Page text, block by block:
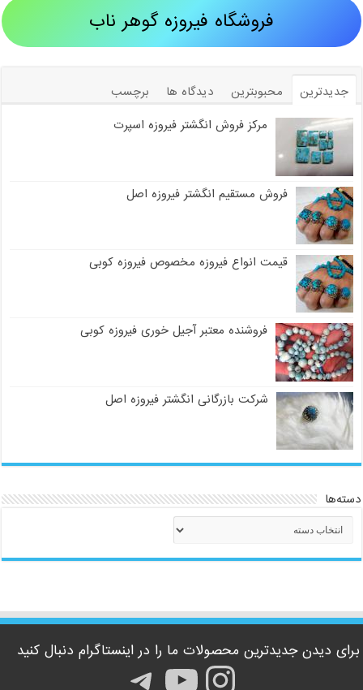
فروشگاه فیروزه گوهر ناب
جدیدترین محبوبترین دیدگاه ها
برچسب
مرکز فروش انگشتر فیروزه اسپرت
فروش مستقیم انگشتر فیروزه اصل
قیمت انواع فیروزه مخصوص فیروزه کوبی
فروشنده معتبر آجیل خوری فیروزه کوبی
شرکت بازرگانی انگشتر فیروزه اصل
دسته‌ها
دسته‌ها
برای دیدن جدیدترین محصولات ما را در اینستاگرام دنبال کنید